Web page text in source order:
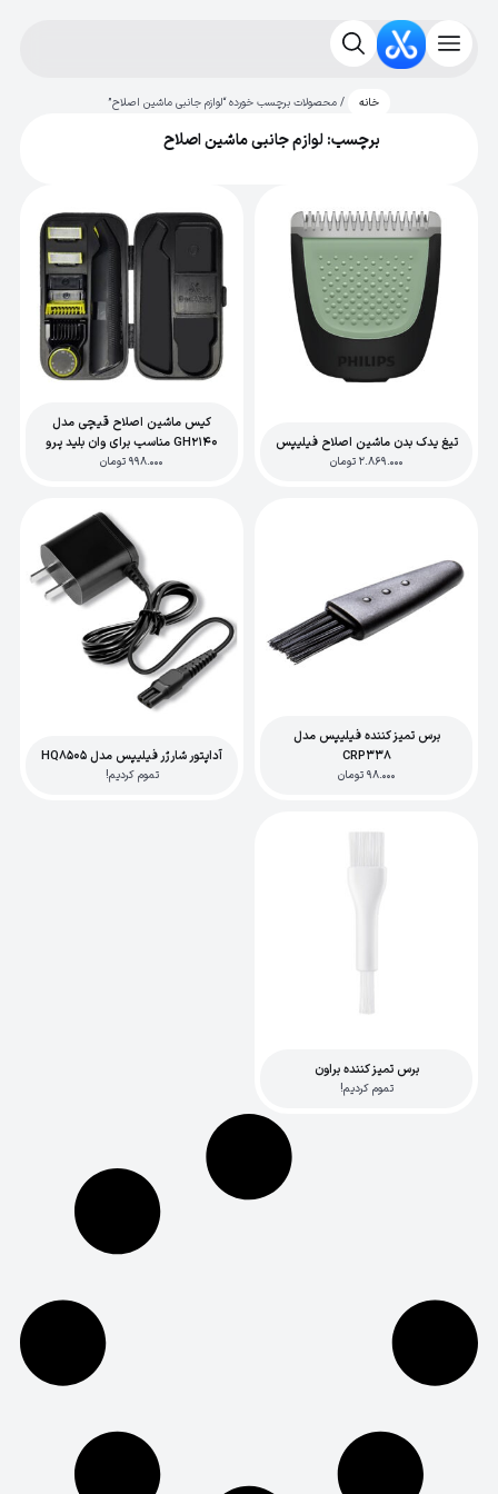
خانه / محصولات برچسب خورده “لوازم جانبی ماشین اصلاح”
برچسب: لوازم جانبی ماشین اصلاح
تیغ یدک بدن ماشین اصلاح فیلیپس
2.869.000 تومان
کیس ماشین اصلاح قیچی مدل
GH2140 مناسب برای وان بلید پرو
998.000 تومان
برس تمیز کننده فیلیپس مدل
CRP338
98.000 تومان
آداپتور شارژر فیلیپس مدل HQ8505
تموم کردیم!
برس تمیز کننده براون
تموم کردیم!